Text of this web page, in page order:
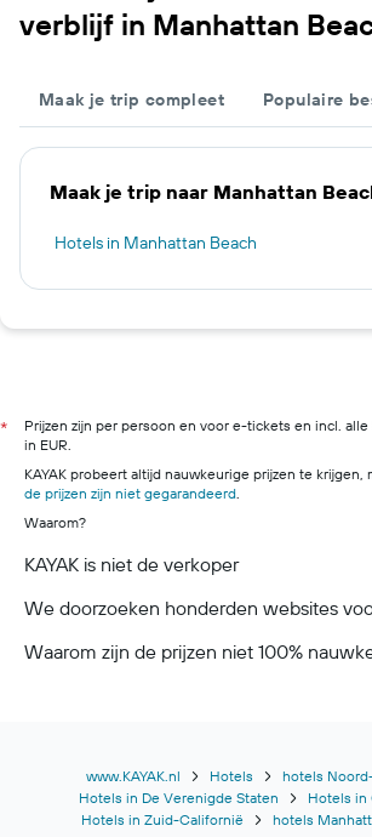
verblijf in Manhattan
Maak je trip compleet Populaire
Maak je trip naar Manhattan
Hotels in Manhattan Beach
*
Prijzen zijn per persoon en voor e-tickets en incl.
in EUR.
KAYAK probeert altijd nauwkeurige prijzen te krijgen,
de prijzen zijn niet gegarandeerd.
Waarom?
KAYAK is niet de verkoper
We doorzoeken honderden websites
Waarom zijn de prijzen niet 100%
www.KAYAK.nl Hotels
hotels
Hotels in De Verenigde Staten
Hotels in
Hotels in Zuid-Californië
hotels